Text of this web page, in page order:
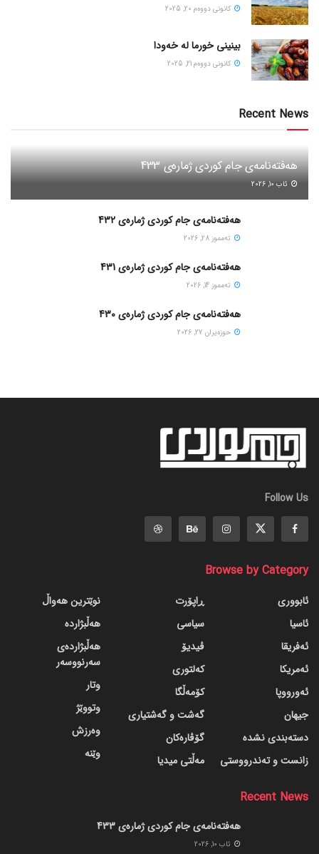
كانونی دووه‌م 20, 2025
بینینی خورما لە خەودا
كانونی دووه‌م 21, 2025
Recent News
هەفتەنامەی جام کوردی ژمارەی 433
ئاب 10, 2026
هەفتەنامەی جام کوردی ژمارەی 432
ته‌مموز 28, 2026
هەفتەنامەی جام کوردی ژمارەی 431
ته‌مموز 14, 2026
هەفتەنامەی جام کوردی ژمارەی 430
حوزه‌یران 27, 2026
Follow Us
Browse by Category
ئابووری
ئاسیا
ئەفریقا
ئەمریکا
ئەورووپا
جیهان
دسته‌بندی نشده
زانست و تەندرووستی
ڕاپۆرت
سیاسی
ڤیدیۆ
کەلتوری
کۆمەڵگا
گه‌شت و گه‌شتیاری
گۆڤاره‌کان
مەڵتی میدیا
نوێترین هەواڵ
هەڵبژاردە
هەڵبژاردەی
سەرنووسەر
وتار
وتووێژ
وەرزش
وێنە
Recent News
هەفتەنامەی جام کوردی ژمارەی 433
ئاب 10, 2026